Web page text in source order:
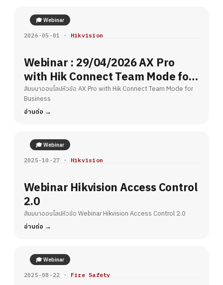
🎓 Webinar
2026-05-01 · Hikvision
Webinar : 29/04/2026 AX Pro
with Hik Connect Team Mode for
Business
สัมมนาออนไลน์หัวข้อ AX Pro with Hik Connect Team Mode for
Business
อ่านต่อ
🎓 Webinar
2025-10-27 · Hikvision
Webinar Hikvision Access Control
2.0
สัมมนาออนไลน์หัวข้อ Webinar Hikvision Access Control 2.0
อ่านต่อ
🎓 Webinar
2025-08-22 · Fire Safety